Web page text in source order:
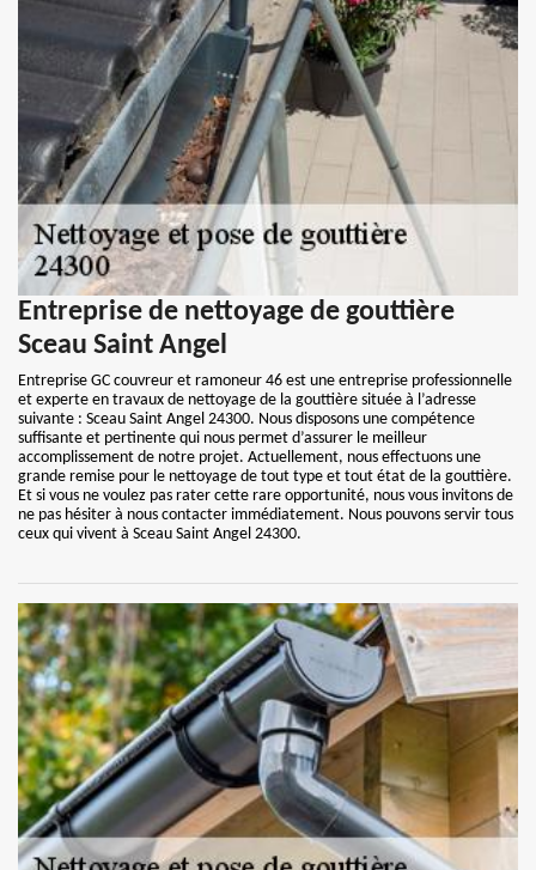
Entreprise de nettoyage de gouttière
Sceau Saint Angel
Entreprise GC couvreur et ramoneur 46 est une entreprise professionnelle
et experte en travaux de nettoyage de la gouttière située à l’adresse
suivante : Sceau Saint Angel 24300. Nous disposons une compétence
suffisante et pertinente qui nous permet d’assurer le meilleur
accomplissement de notre projet. Actuellement, nous effectuons une
grande remise pour le nettoyage de tout type et tout état de la gouttière.
Et si vous ne voulez pas rater cette rare opportunité, nous vous invitons de
ne pas hésiter à nous contacter immédiatement. Nous pouvons servir tous
ceux qui vivent à Sceau Saint Angel 24300.